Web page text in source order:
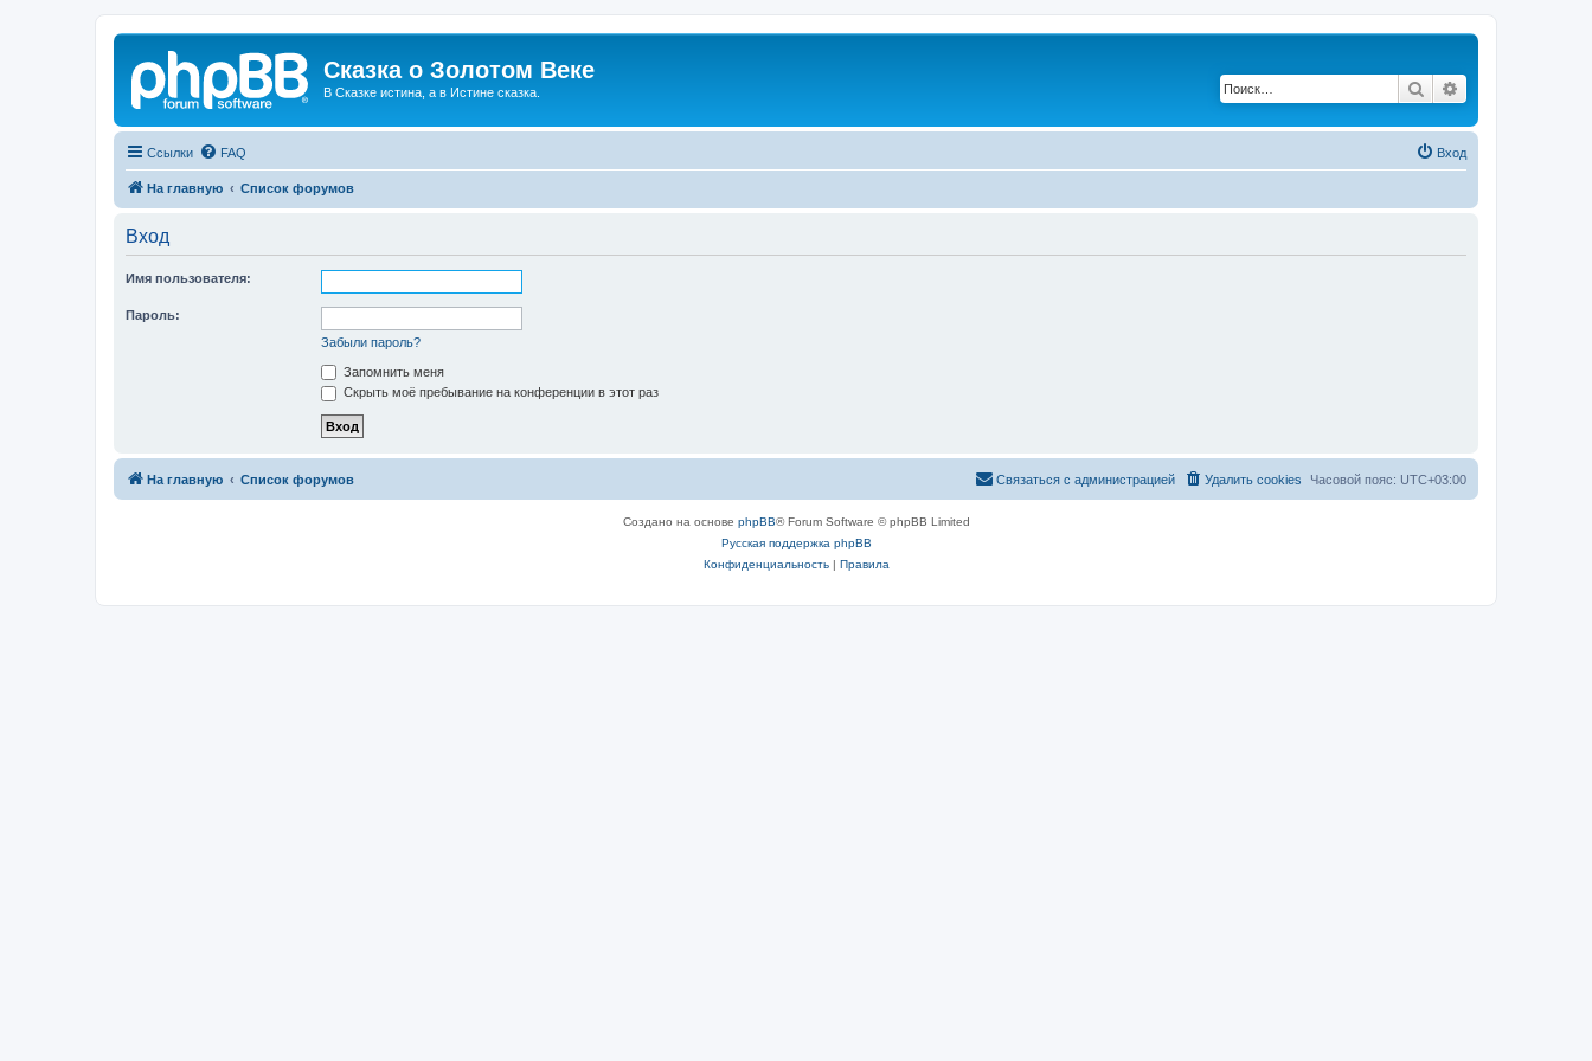
Сказка о Золотом Веке
В Сказке истина, а в Истине сказка. Поиск
Ссылки FAQ Вход
На главную Список форумов
Вход
Имя пользователя:
Пароль:
Забыли пароль?
Запомнить меня
Скрыть моё пребывание на конференции в этот раз
На главную Список форумов Часовой пояс: UTC+03:00
Удалить cookies
Связаться с администрацией
Создано на основе phpBB® Forum Software © phpBB Limited
Русская поддержка phpBB
Конфиденциальность| Правила